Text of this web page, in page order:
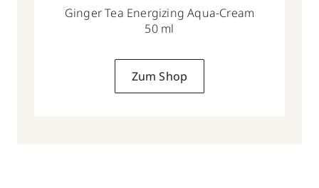
Ginger Tea Energizing Aqua-Cream
50 ml
Zum Shop